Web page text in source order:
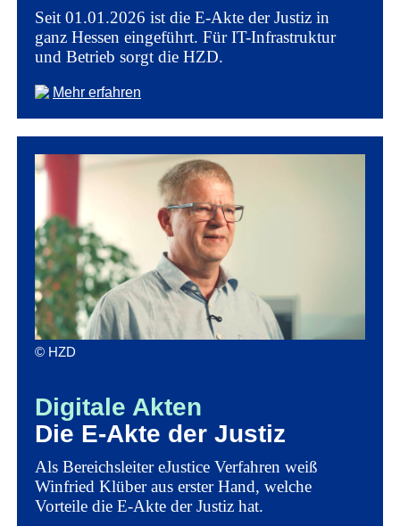
Seit 01.01.2026 ist die E-Akte der Justiz in
ganz Hessen eingeführt. Für IT-Infrastruktur
und Betrieb sorgt die HZD.
Mehr erfahren
© HZD
Digitale Akten
Die E-Akte der Justiz
Als Bereichsleiter eJustice Verfahren weiß
Winfried Klüber aus erster Hand, welche
Vorteile die E-Akte der Justiz hat.